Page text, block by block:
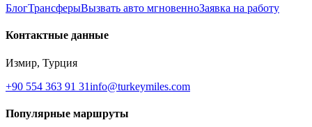
БлогТрансферыВызвать авто мгновенноЗаявка на работу
Контактные данные
Измир, Турция
+90 554 363 91 31info@turkeymiles.com
Популярные маршруты